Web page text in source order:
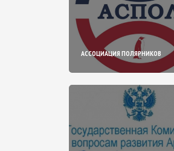
АССОЦИАЦИЯ ПОЛЯРНИКОВ